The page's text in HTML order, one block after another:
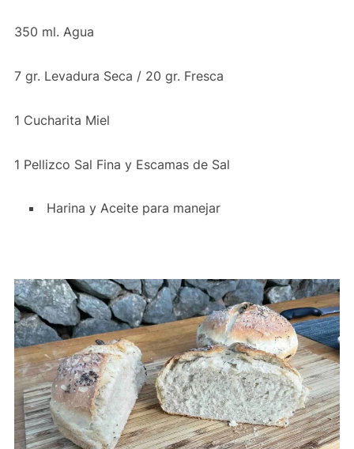
350 ml. Agua
7 gr. Levadura Seca / 20 gr. Fresca
1 Cucharita Miel
1 Pellizco Sal Fina y Escamas de Sal
Harina y Aceite para manejar